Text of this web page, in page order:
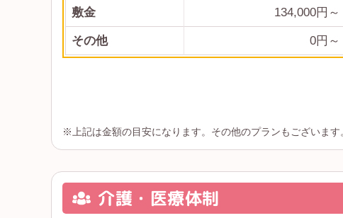
敷金 134,000円～
その他 0円～
※上記は金額の目安になります。その他のプランもございます
介護・医療体制